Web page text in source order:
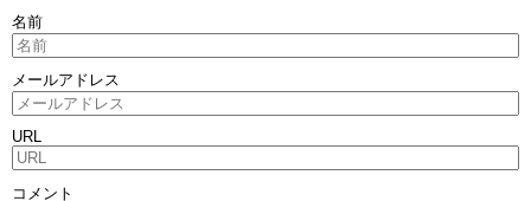
名前
メールアドレス
URL
コメント